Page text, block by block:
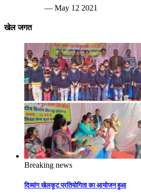
— May 12 2021
खेल जगत
Breaking news
दिव्यांग खेलकूट प्रतियोगिता का आयोजन हुआ